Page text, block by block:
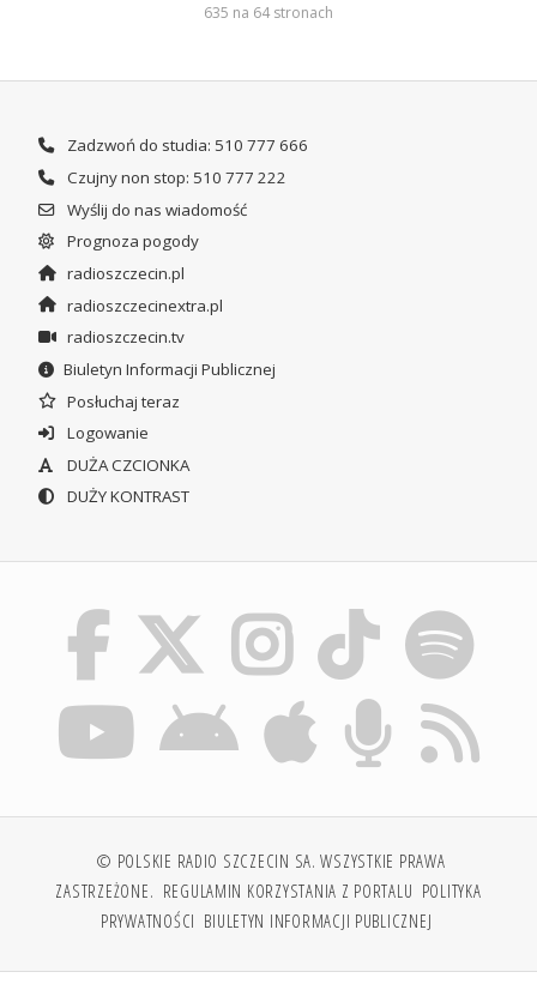
635 na 64 stronach
Zadzwoń do studia: 510 777 666
Czujny non stop: 510 777 222
Wyślij do nas wiadomość
Prognoza pogody
radioszczecin.pl
radioszczecinextra.pl
radioszczecin.tv
Biuletyn Informacji Publicznej
Posłuchaj teraz
Logowanie
DUŻA CZCIONKA
DUŻY KONTRAST
© POLSKIE RADIO SZCZECIN SA. WSZYSTKIE PRAWA
ZASTRZEŻONE. REGULAMIN KORZYSTANIA Z PORTALU POLITYKA
PRYWATNOŚCI BIULETYN INFORMACJI PUBLICZNEJ